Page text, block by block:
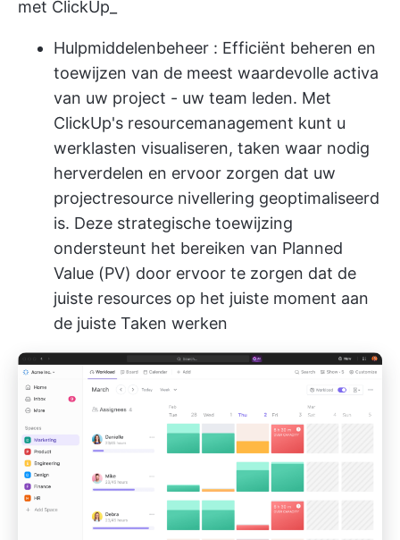
met ClickUp_
Hulpmiddelenbeheer : Efficiënt beheren en
toewijzen van de meest waardevolle activa
van uw project - uw team leden. Met
ClickUp's resourcemanagement kunt u
werklasten visualiseren, taken waar nodig
herverdelen en ervoor zorgen dat uw
projectresource nivellering geoptimaliseerd
is. Deze strategische toewijzing
ondersteunt het bereiken van Planned
Value (PV) door ervoor te zorgen dat de
juiste resources op het juiste moment aan
de juiste Taken werken